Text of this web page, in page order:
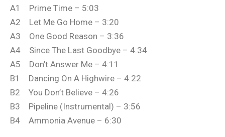
A1 Prime Time – 5:03
A2 Let Me Go Home – 3:20
A3 One Good Reason – 3:36
A4 Since The Last Goodbye – 4:34
A5 Don’t Answer Me – 4:11
B1 Dancing On A Highwire – 4:22
B2 You Don’t Believe – 4:26
B3 Pipeline (Instrumental) – 3:56
B4 Ammonia Avenue – 6:30